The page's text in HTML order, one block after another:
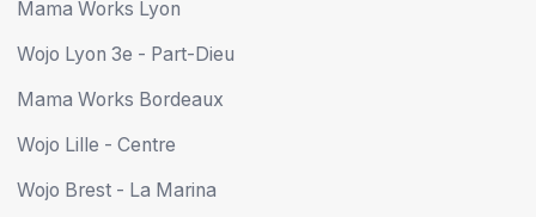
Mama Works Lyon
Wojo Lyon 3e - Part-Dieu
Mama Works Bordeaux
Wojo Lille - Centre
Wojo Brest - La Marina